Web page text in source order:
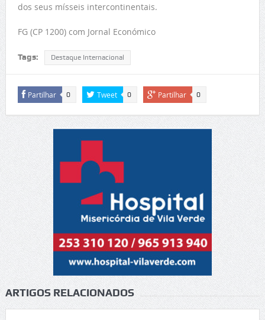
dos seus mísseis intercontinentais.
FG (CP 1200) com Jornal Económico
Tags: Destaque Internacional
Partilhar 0 Tweet 0 Partilhar 0
ARTIGOS RELACIONADOS